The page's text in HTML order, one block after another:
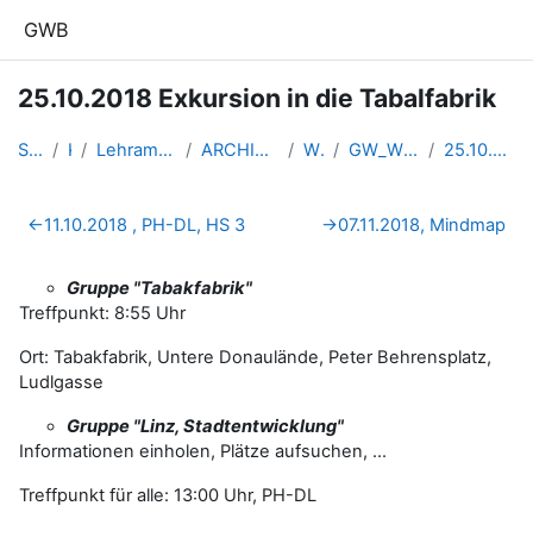
GWB
25.10.2018 Exkursion in die Tabalfabrik
Startseite Kurse Lehramtsausbildung GW im Clust... ARCHIV - Lehrveranstaltungen a... WS 2018/19 GW_WissArbeiten_Linz_2018ws 25.10.2018 Exkursion in die Ta...
Abschnittsübersicht
←11.10.2018 , PH-DL, HS 3 →07.11.2018, Mindmap
Gruppe "Tabakfabrik"
Treffpunkt: 8:55 Uhr
Ort: Tabakfabrik, Untere Donaulände, Peter Behrensplatz,
Ludlgasse
Gruppe "Linz, Stadtentwicklung"
Informationen einholen, Plätze aufsuchen, ...
Treffpunkt für alle: 13:00 Uhr, PH-DL